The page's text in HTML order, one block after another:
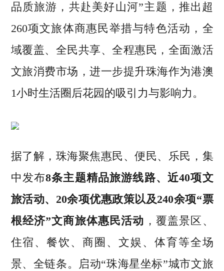
品质旅游，共赴美好山河”主题，推出超
260项文旅体商惠民举措与特色活动，全
域覆盖、全民共享、全程惠民，全面激活
文旅消费市场，进一步提升珠海作为港澳
1小时生活圈后花园的吸引力与影响力。
据了解，珠海聚焦惠民、便民、乐民，集
中发布8条主题精品旅游线路、近40项文
旅活动、20余项优惠政策以及240余项“票
根经济”文商旅体惠民活动 ，覆盖景区、
住宿、餐饮、商圈、文娱、体育等全场
景、全链条。启动“珠海星坐标”城市文旅